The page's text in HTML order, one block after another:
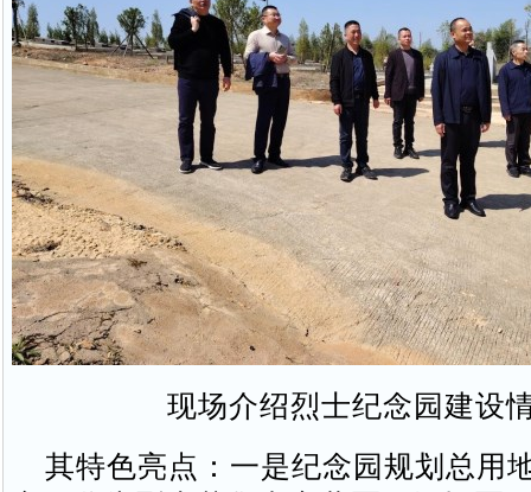
现场介绍烈士纪念园建设
其特色亮点：一是纪念园规划总用